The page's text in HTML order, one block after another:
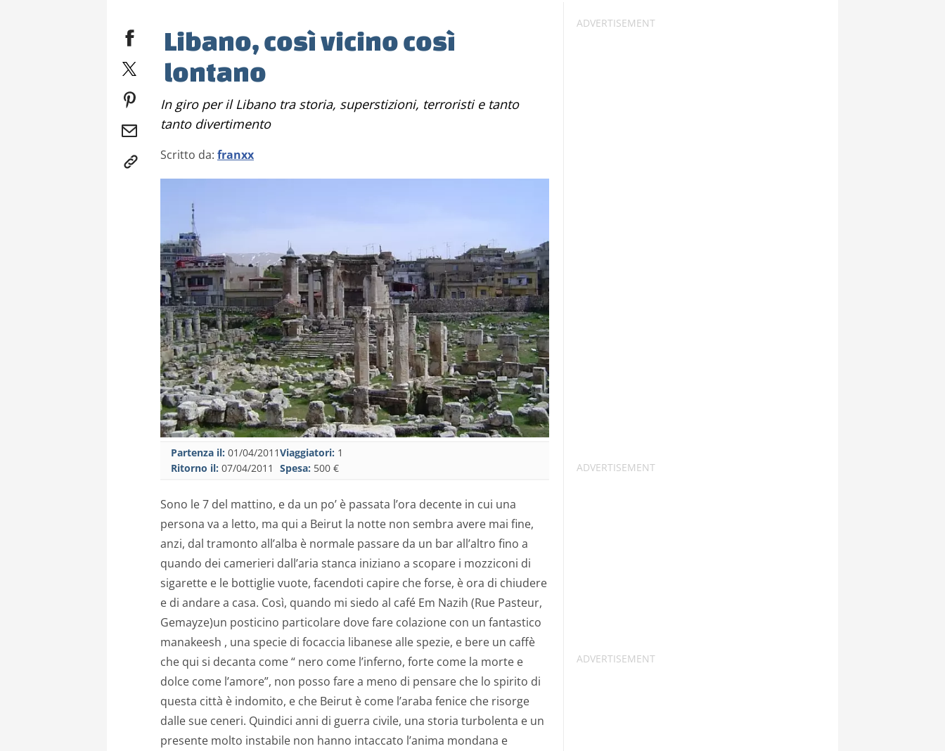
Libano, così vicino così
lontano
In giro per il Libano tra storia, superstizioni, terroristi e tanto
tanto divertimento
Scritto da: franxx
Partenza il: 01/04/2011
Ritorno il: 07/04/2011
Viaggiatori: 1
Spesa: 500 €
Sono le 7 del mattino, e da un po’ è passata l’ora decente in cui una
persona va a letto, ma qui a Beirut la notte non sembra avere mai fine,
anzi, dal tramonto all’alba è normale passare da un bar all’altro fino a
quando dei camerieri dall’aria stanca iniziano a scopare i mozziconi di
sigarette e le bottiglie vuote, facendoti capire che forse, è ora di chiudere
e di andare a casa. Così, quando mi siedo al café Em Nazih (Rue Pasteur,
Gemayze)un posticino particolare dove fare colazione con un fantastico
manakeesh , una specie di focaccia libanese alle spezie, e bere un caffè
che qui si decanta come “ nero come l’inferno, forte come la morte e
dolce come l’amore”, non posso fare a meno di pensare che lo spirito di
questa città è indomito, e che Beirut è come l’araba fenice che risorge
dalle sue ceneri. Quindici anni di guerra civile, una storia turbolenta e un
presente molto instabile non hanno intaccato l’anima mondana e